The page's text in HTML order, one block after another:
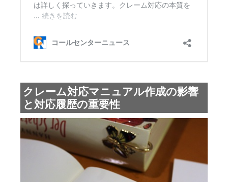
クレーム対応マニュアル作成の影響
と対応履歴の重要性